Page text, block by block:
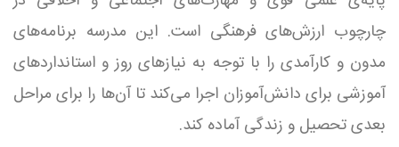
چارچوب ارزش‌های فرهنگی است. این مدرسه برنامه‌های
مدون و کارآمدی را با توجه به نیازهای روز و استانداردهای
آموزشی برای دانش‌آموزان اجرا می‌کند تا آن‌ها را برای مراحل
بعدی تحصیل و زندگی آماده کند.